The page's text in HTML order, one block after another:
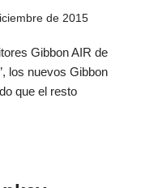
de 2015
Gibbon AIR de
los nuevos Gibbon
que el resto